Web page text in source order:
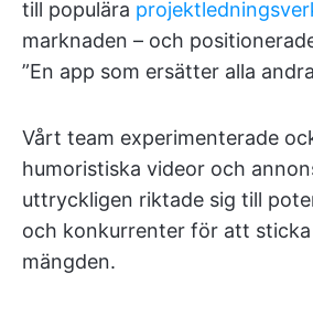
till populära
marknaden – och
”En app som ersätter alla
Vårt team experimenterade
humoristiska videor och
uttryckligen riktade sig till
och konkurrenter för att
mängden.